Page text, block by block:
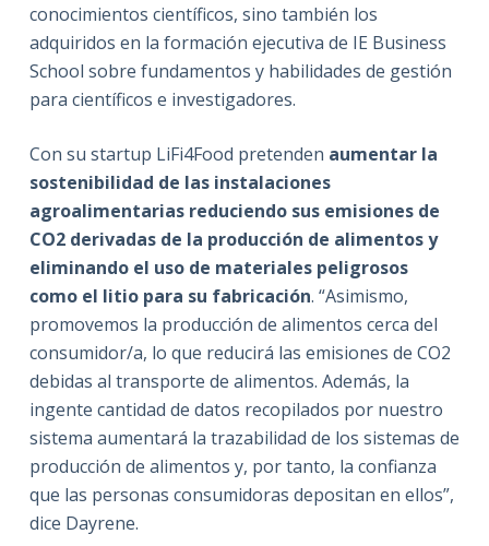
conocimientos científicos, sino también los
adquiridos en la formación ejecutiva de IE Business
School sobre fundamentos y habilidades de gestión
para científicos e investigadores.
Con su startup LiFi4Food pretenden aumentar la
sostenibilidad de las instalaciones
agroalimentarias reduciendo sus emisiones de
CO2 derivadas de la producción de alimentos y
eliminando el uso de materiales peligrosos
como el litio para su fabricación. “Asimismo,
promovemos la producción de alimentos cerca del
consumidor/a, lo que reducirá las emisiones de CO2
debidas al transporte de alimentos. Además, la
ingente cantidad de datos recopilados por nuestro
sistema aumentará la trazabilidad de los sistemas de
producción de alimentos y, por tanto, la confianza
que las personas consumidoras depositan en ellos”,
dice Dayrene.